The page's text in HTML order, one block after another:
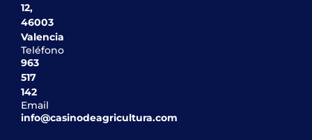
12,
46003
Valencia
Teléfono
963
517
142
Email
info@casinodeagricultura.com